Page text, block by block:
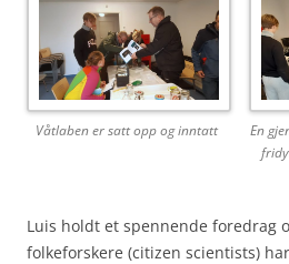
Våtlaben er satt opp og inntatt
En
Luis holdt et spennende foredrag
folkeforskere (citizen scientists)